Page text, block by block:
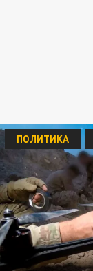
ПОЛИТИКА